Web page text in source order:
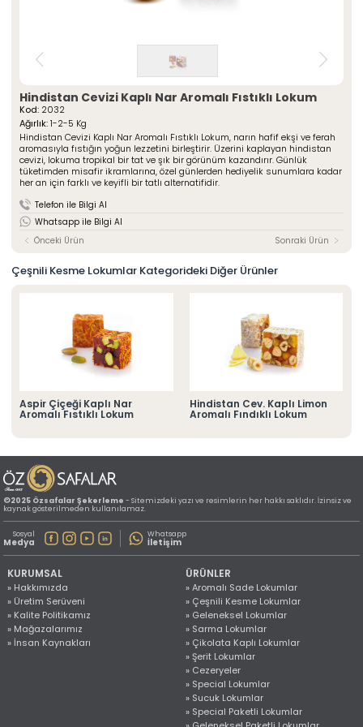
Kurumsal
» Hakkımızda
» Üretim Serüveni
» Kalite Politikamız
» İstanbul
» İleitşim Bilgilerimiz
» Konum Bilgilerimiz
» Çikolata Kaplı Lokumlar
» Cezeryeler
» Special Lokumlar
» Sucuk Lokumlar
» Special Paketli Lokumlar
» Geleneksel Paketli Lokumlar
ŞEKERLEME
Hakkımızda
Üretim Serüveni
Kalite Politikamız
Mağazalarımız
Foto Galeri
Kariyer
İletişim
Hindistan Cevizi Kaplı Nar Aromalı Fıstıklı Lokum
Kod: 2032
Ağırlık:1-2-5 Kg
Hindistan Cevizi Kaplı Nar Aromalı Fıstıklı Lokum, narın hafif ekşi ve ferah
aromasıyla fıstığın yoğun lezzetini birleştirir. Üzerini kaplayan hindistan
cevizi, lokuma tropikal bir tat ve şık bir görünüm kazandırır. Günlük
tüketimden misafir ikramlarına, özel günlerden hediyelik sunumlara kadar
her an için farklı ve keyifli bir tatlı alternatifidir.
Telefon ile Bilgi Al
Whatsapp ile Bilgi Al
Önceki Ürün
Sonraki Ürün
Çeşnili Kesme Lokumlar Kategorideki Diğer Ürünler
Aspir Çiçeği Kaplı Nar
Aromalı Fıstıklı Lokum
Hindistan Cev. Kaplı Limon
Aromalı Fındıklı Lokum
©2025 Özsafalar Şekerleme- Sitemizdeki yazı ve resimlerin her hakkı saklıdır. İzinsiz ve
kaynak gösterilmeden kullanılamaz.
Sosyal
Medya
Whatsapp
İletişim
KURUMSAL
» Hakkımızda
» Üretim Serüveni
» Kalite Politikamız
» Mağazalarımız
» İnsan Kaynakları
ÜRÜNLER
» Aromalı Sade Lokumlar
» Çeşnili Kesme Lokumlar
» Geleneksel Lokumlar
» Sarma Lokumlar
» Çikolata Kaplı Lokumlar
» Şerit Lokumlar
» Cezeryeler
» Special Lokumlar
» Sucuk Lokumlar
» Special Paketli Lokumlar